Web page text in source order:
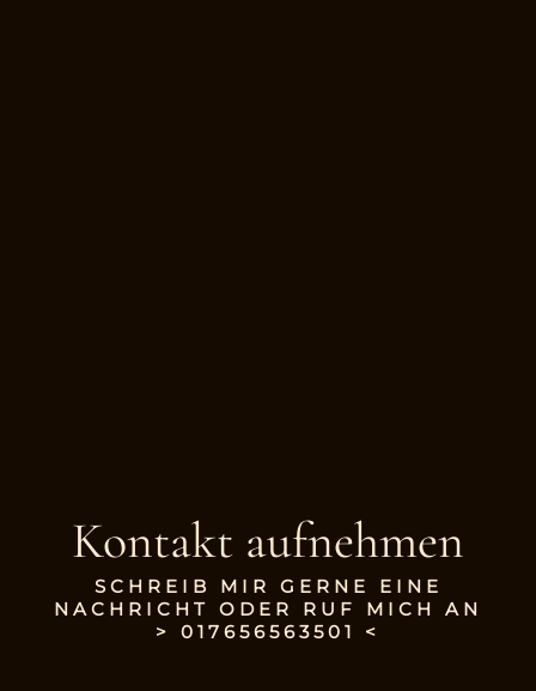
Kontakt aufnehmen
SCHREIB MIR GERNE EINE
NACHRICHT ODER RUF MICH AN
> 017656563501 <